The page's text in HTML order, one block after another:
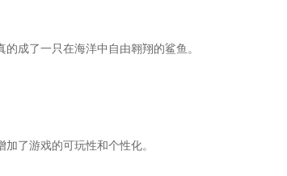
成了一只在海洋中自由翱翔的鲨鱼。
了游戏的可玩性和个性化。